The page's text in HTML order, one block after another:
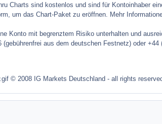
Charts sind kostenlos und sind für Kontoinhaber
um das Chart-Paket zu eröffnen. Mehr
Konto mit begrenztem Risiko unterhalten und
(gebührenfrei aus dem deutschen Festnetz) oder +44
© 2008 IG Markets Deutschland - all rights